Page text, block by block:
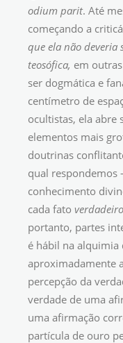
odium parit. Até
começando a
que ela não deveria
teosófica, em
ser dogmática e
centímetro de
ocultistas, ela abre
elementos mais
doutrinas
qual respondemos
conhecimento
cada fato verdadeiro
portanto, partes
é hábil na
aproximadamente
percepção da
verdade de uma
uma afirmação
partícula de ouro